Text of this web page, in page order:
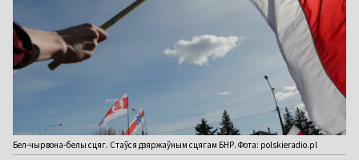
Бел-чырвона-белы сцяг. Стаўся дзяржаўным сцягам БНР. Фота: polskieradio.pl